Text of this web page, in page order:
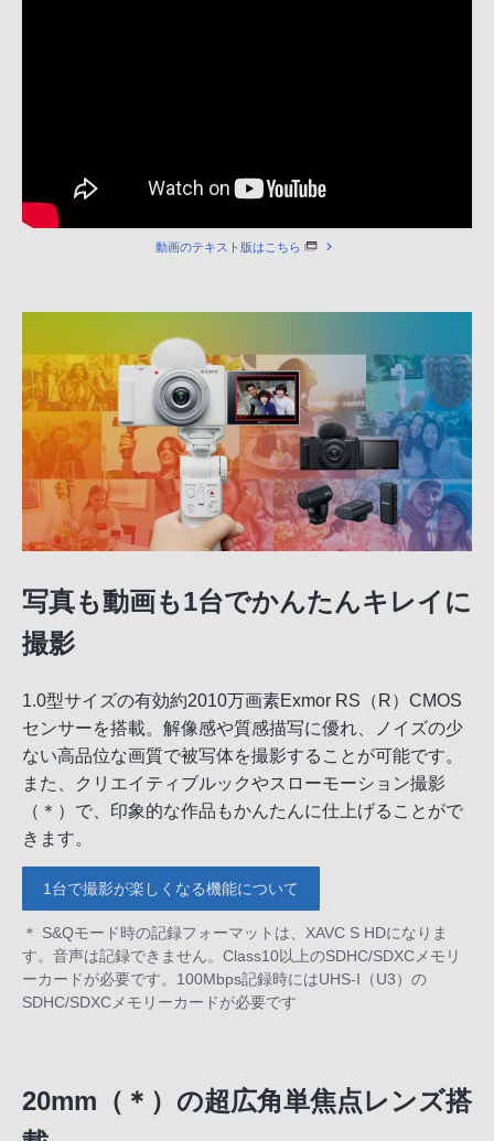
動画のテキスト版はこちら
写真も動画も1台でかんたんキレイに
撮影
1.0型サイズの有効約2010万画素Exmor RS（R）CMOS
センサーを搭載。解像感や質感描写に優れ、ノイズの少
ない高品位な画質で被写体を撮影することが可能です。
また、クリエイティブルックやスローモーション撮影
（＊）で、印象的な作品もかんたんに仕上げることがで
きます。
1台で撮影が楽しくなる機能について
＊ S&Qモード時の記録フォーマットは、XAVC S HDになりま
す。音声は記録できません。Class10以上のSDHC/SDXCメモリ
ーカードが必要です。100Mbps記録時にはUHS-I（U3）の
SDHC/SDXCメモリーカードが必要です
20mm（＊）の超広角単焦点レンズ搭